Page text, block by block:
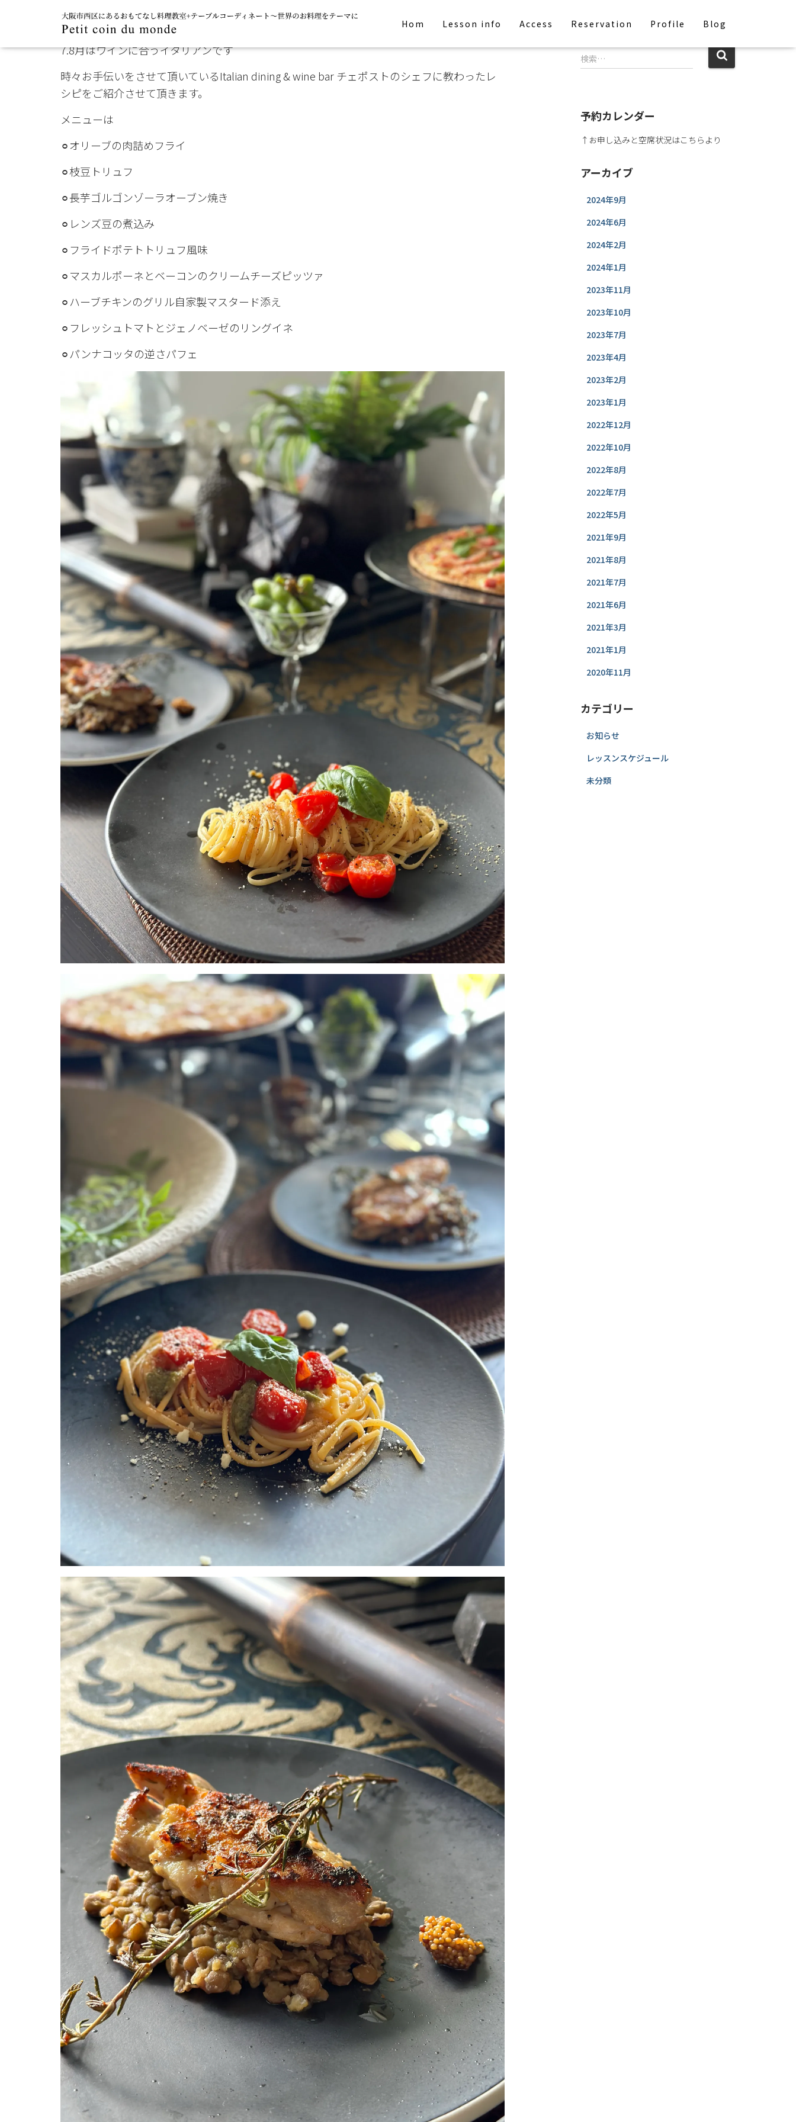
Hom Lesson info Access Reservation Profile Blog
7.8月はワインに合うイタリアンです
時々お手伝いをさせて頂いているItalian dining & wine bar チェポストのシェフに教わったレ
シピをご紹介させて頂きます。
メニューは
⚪︎オリーブの肉詰めフライ
⚪︎枝豆トリュフ
⚪︎長芋ゴルゴンゾーラオーブン焼き
⚪︎レンズ豆の煮込み
⚪︎フライドポテトトリュフ風味
⚪︎マスカルポーネとベーコンのクリームチーズピッツァ
⚪︎ハーブチキンのグリル自家製マスタード添え
⚪︎フレッシュトマトとジェノベーゼのリングイネ
⚪︎パンナコッタの逆さパフェ
検索…
予約カレンダー
↑お申し込みと空席状況はこちらより
アーカイブ
2024年9月
2024年6月
2024年2月
2024年1月
2023年11月
2023年10月
2023年7月
2023年4月
2023年2月
2023年1月
2022年12月
2022年10月
2022年8月
2022年7月
2022年5月
2021年9月
2021年8月
2021年7月
2021年6月
2021年3月
2021年1月
2020年11月
カテゴリー
お知らせ
レッスンスケジュール
未分類